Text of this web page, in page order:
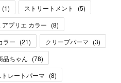
(1) ストリートメント (5)
アプリエ カラー (8)
ラー (21) クリープパーマ (3)
品ちゃん (78)
トレートパーマ (8)